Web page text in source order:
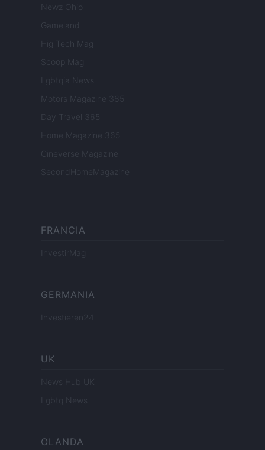
Newz Ohio
Gameland
Hig Tech Mag
Scoop Mag
Lgbtqia News
Motors Magazine 365
Day Travel 365
Home Magazine 365
Cineverse Magazine
SecondHomeMagazine
FRANCIA
InvestirMag
GERMANIA
Investieren24
UK
News Hub UK
Lgbtq News
OLANDA